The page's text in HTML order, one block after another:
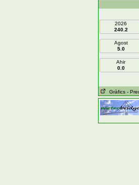
2026
240.2
Agost
5.0
Ahir
0.0
Gràfics -